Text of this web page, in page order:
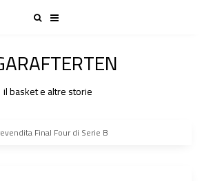
il basket e altre storie
Final Four di Serie B